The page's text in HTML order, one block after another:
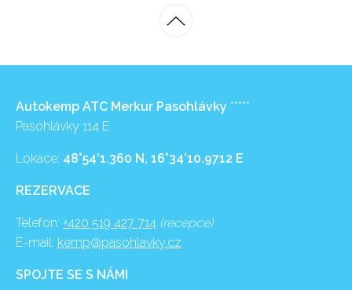
Autokemp ATC Merkur Pasohlávky *****
Pasohlávky 114 E
Lokace: 48°54’1.360 N, 16°34’10.9712 E
REZERVACE
Telefon: +420 519 427 714 (recepce)
E-mail: kemp@pasohlavky.cz
SPOJTE SE S NÁMI